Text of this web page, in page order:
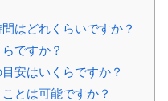
はどれくらいですか？
ですか？
安はいくらですか？
とは可能ですか？